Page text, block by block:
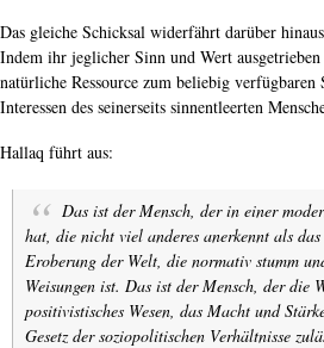
Das gleiche Schicksal widerfährt darüber
Indem ihr jeglicher Sinn und Wert
natürliche Ressource zum beliebig verfügbaren
Interessen des seinerseits sinnentleerten
Hallaq führt aus:
Das ist der Mensch, der in einer
hat, die nicht viel anderes anerkennt als
Eroberung der Welt, die normativ stumm
Weisungen ist. Das ist der Mensch, der die
positivistisches Wesen, das Macht und
Gesetz der soziopolitischen Verhältnisse